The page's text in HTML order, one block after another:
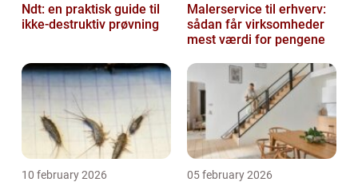
Ndt: en praktisk guide til
ikke-destruktiv prøvning
Malerservice til erhverv:
sådan får virksomheder
mest værdi for pengene
10 february 2026 05 february 2026